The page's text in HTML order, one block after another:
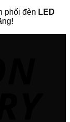
phối đèn LED